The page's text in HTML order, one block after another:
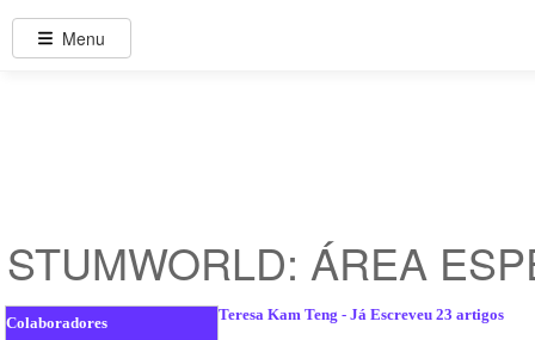
STUMWORLD: ÁREA
Colaboradores
Teresa Kam Teng - Já Escreveu 23 artigos
Menu